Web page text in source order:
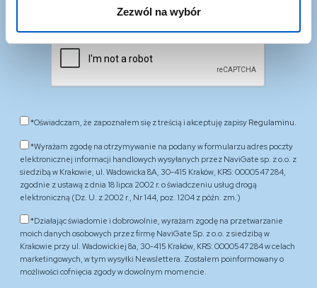
Zezwól na wybór
*Oświadczam, że zapoznałem się z treścią i akceptuję zapisy Regulaminu.
*Wyrażam zgodę na otrzymywanie na podany w formularzu adres poczty
elektronicznej informacji handlowych wysyłanych przez NaviGate sp. z o.o. z
siedzibą w Krakowie, ul. Wadowicka 8A, 30-415 Kraków, KRS: 0000547284,
zgodnie z ustawą z dnia 18 lipca 2002 r. o świadczeniu usług drogą
elektroniczną (Dz. U. z 2002 r., Nr 144, poz. 1204 z późn. zm.)
*Działając świadomie i dobrowolnie, wyrażam zgodę na przetwarzanie
moich danych osobowych przez firmę NaviGate Sp. z o.o. z siedzibą w
Krakowie przy ul. Wadowickiej 8a, 30-415 Kraków, KRS: 0000547284 w celach
marketingowych, w tym wysyłki Newslettera. Zostałem poinformowany o
możliwości cofnięcia zgody w dowolnym momencie.